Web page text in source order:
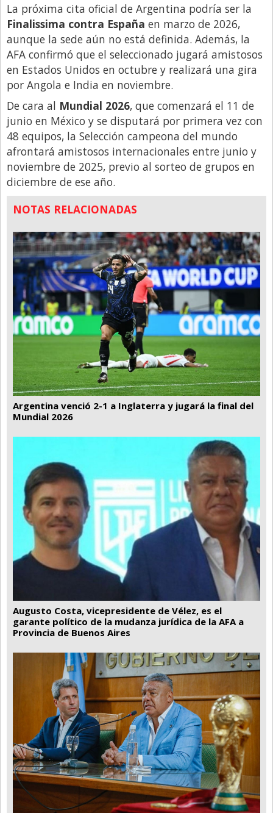
La próxima cita oficial de Argentina podría ser la
Finalissima contra España en marzo de 2026,
aunque la sede aún no está definida. Además, la
AFA confirmó que el seleccionado jugará amistosos
en Estados Unidos en octubre y realizará una gira
por Angola e India en noviembre.
De cara al Mundial 2026, que comenzará el 11 de
junio en México y se disputará por primera vez con
48 equipos, la Selección campeona del mundo
afrontará amistosos internacionales entre junio y
noviembre de 2025, previo al sorteo de grupos en
diciembre de ese año.
NOTAS RELACIONADAS
Argentina venció 2-1 a Inglaterra y jugará la final del
Mundial 2026
Augusto Costa, vicepresidente de Vélez, es el
garante político de la mudanza jurídica de la AFA a
Provincia de Buenos Aires